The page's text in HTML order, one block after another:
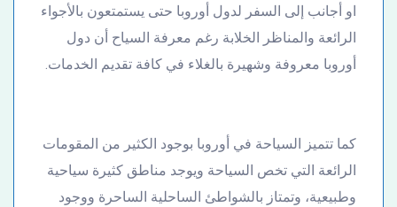
او أجانب إلى السفر لدول أوروبا حتى يستمتعون بالأجواء
الرائعة والمناظر الخلابة رغم معرفة السياح أن دول
أوروبا معروفة وشهيرة بالغلاء في كافة تقديم الخدمات.
كما تتميز السياحة في أوروبا بوجود الكثير من المقومات
الرائعة التي تخص السياحة ويوجد مناطق كثيرة سياحية
وطبيعية، وتمتاز بالشواطئ الساحلية الساحرة ووجود